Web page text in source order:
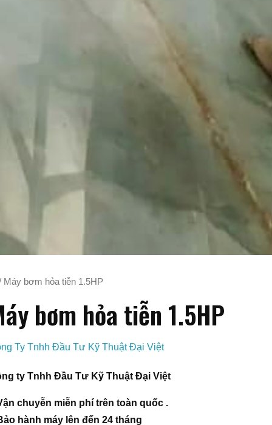
Máy bơm hỏa tiễn 1.5HP
bơm hỏa tiễn 1.5HP
Ty Tnhh Đầu Tư Kỹ Thuật Đại Việt
ty Tnhh Đầu Tư Kỹ Thuật Đại Việt
chuyễn miễn phí trên toàn quốc .
hành máy lên đến 24 tháng